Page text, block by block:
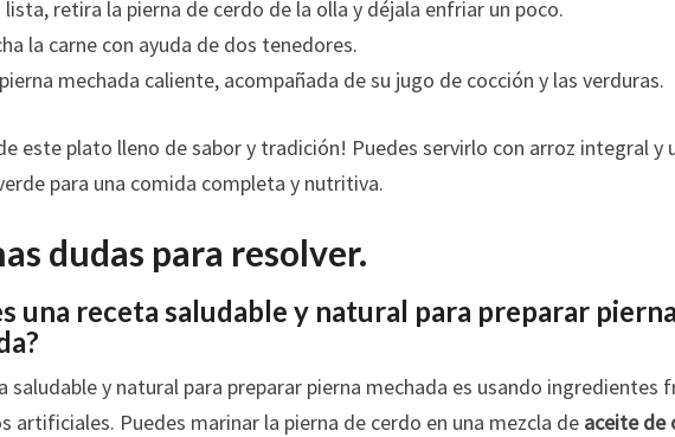
lista, retira la pierna de cerdo de la olla y déjala enfriar un poco.
la carne con ayuda de dos tenedores.
mechada caliente, acompañada de su jugo de cocción y las verduras.
este plato lleno de sabor y tradición! Puedes servirlo con arroz integral y
para una comida completa y nutritiva.
dudas para resolver.
una receta saludable y natural para preparar pierna
saludable y natural para preparar pierna mechada es usando ingredientes
artificiales. Puedes marinar la pierna de cerdo en una mezcla de aceite de